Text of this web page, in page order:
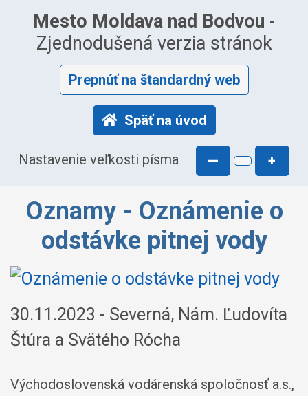
Mesto Moldava nad Bodvou -
Zjednodušená verzia stránok
Prepnúť na štandardný web
Späť na úvod
Nastavenie veľkosti písma — +
Oznamy - Oznámenie o
odstávke pitnej vody
30.11.2023 - Severná, Nám. Ľudovíta
Štúra a Svätého Rócha
Východoslovenská vodárenská spoločnosť a.s.,